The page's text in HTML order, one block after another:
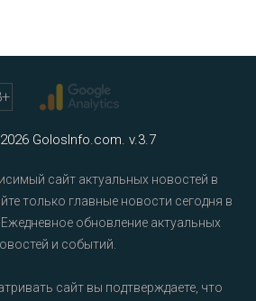
+
GolosInfo.com. v.3.7
сайт актуальных новостей в
только главные новости сегодня в
обновление актуальных
и событий.
сайт вы подтверждаете, что